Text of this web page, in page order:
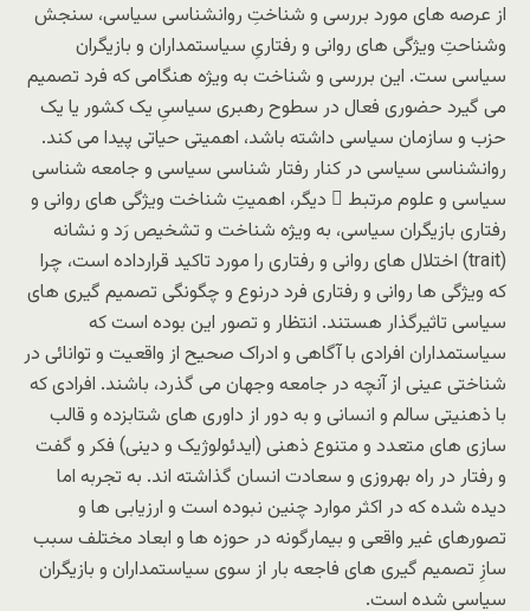
از عرصه های مورد بررسی و شناختِ روانشناسی سیاسی، سنجش
وشناحتِ ویژگی های روانی و رفتاریِ سیاستمداران و بازیگران
سیاسی ست. این بررسی و شناخت به ویژه هنگامی که فرد تصمیم
می گیرد حضوری فعال در سطوح رهبری سیاسیِ یک کشور یا یک
حزب و سازمان سیاسی داشته باشد، اهمیتی حیاتی پیدا می کند.
روانشناسی سیاسی در کنار رفتار شناسی سیاسی و جامعه شناسی
سیاسی و علوم مرتبط ِ دیگر، اهمیتِ شناخت ویژگی های روانی و
رفتاری بازیگران سیاسی، به ویژه شناخت و تشخیص رَد و نشانه
(trait) اختلال های روانی و رفتاری را مورد تاکید قرارداده است، چرا
که ویژگی ها روانی و رفتاری فرد درنوع و چگونگی تصمیم گیری های
سیاسی تاثیرگذار هستند. انتظار و تصور این بوده است که
سیاستمداران افرادی با آگاهی و ادراک صحیح از واقعیت و توانائی در
شناختی عینی از آنچه در جامعه وجهان می گذرد، باشند. افرادی که
با ذهنیتی سالم و انسانی و به دور از داوری های شتابزده و قالب
سازی های متعدد و متنوع ذهنی (ایدئولوژیک و دینی) فکر و گفت
و رفتار در راه بهروزی و سعادت انسان گذاشته اند. به تجربه اما
دیده شده که در اکثر موارد چنین نبوده است و ارزیابی ها و
تصورهای غیر واقعی و بیمارگونه در حوزه ها و ابعاد مختلف سبب
سازِ تصمیم گیری های فاجعه بار از سوی سیاستمداران و بازیگران
سیاسی شده است.